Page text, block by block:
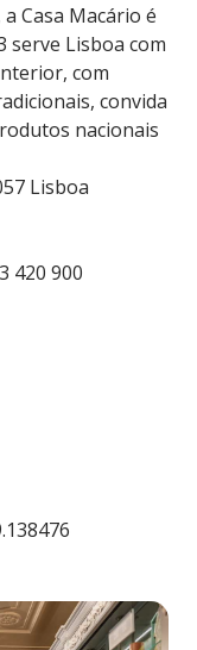
Casa Macário é
serve Lisboa com
com
convida
nacionais
Lisboa
420 900